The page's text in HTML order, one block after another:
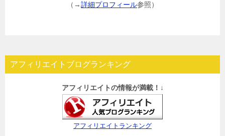
（→詳細プロフィール参照）
アフィリエイトブログランキング
アフィリエイトの情報が満載！↓
アフィリエイトランキング